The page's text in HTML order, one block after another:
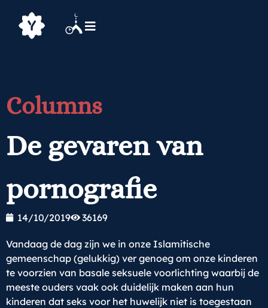
Columns
De gevaren van
pornografie
14/10/2019 36169
Vandaag de dag zijn we in onze Islamitische
gemeenschap (gelukkig) ver genoeg om onze kinderen
te voorzien van basale seksuele voorlichting waarbij de
meeste ouders vaak ook duidelijk maken aan hun
kinderen dat seks voor het huwelijk niet is toegestaan